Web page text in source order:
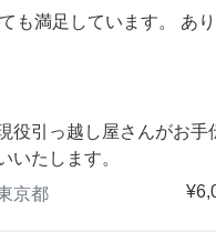
も満足しています。 あ
役引っ越し屋さんがお手
いたします。
京都